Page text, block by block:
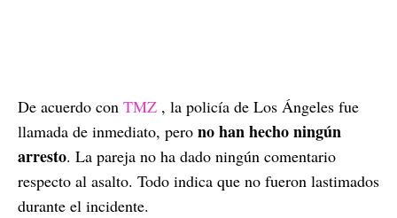
De acuerdo con TMZ , la policía de Los Ángeles fue
llamada de inmediato, pero no han hecho ningún
arresto. La pareja no ha dado ningún comentario
respecto al asalto. Todo indica que no fueron lastimados
durante el incidente.